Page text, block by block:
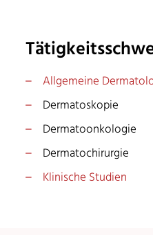
Allgemeine
Dermatoskopie
Dermatoonkologie
Dermatochirurgie
Klinische Studien